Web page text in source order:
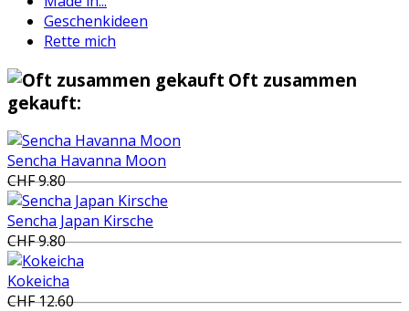
Geschenkideen
Rette mich
Oft zusammen
gekauft:
Sencha Havanna Moon
CHF 9.80
Sencha Japan Kirsche
CHF 9.80
Kokeicha
CHF 12.60